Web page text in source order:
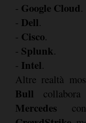
- Google Cloud.
- Dell.
- Cisco.
- Splunk.
- Intel.
Altre realtà
Bull
Mercedes